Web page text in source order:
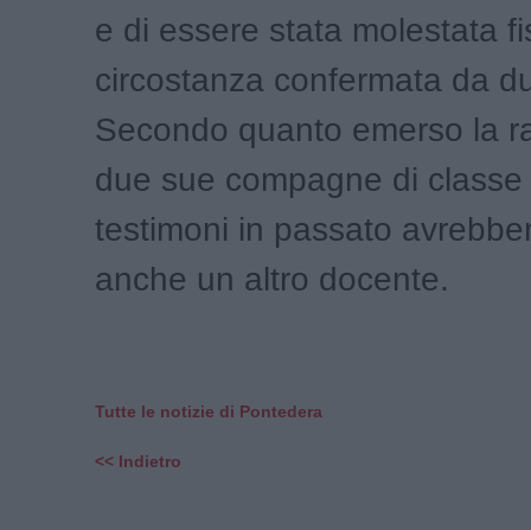
e di essere stata molestata
circostanza confermata da
Secondo quanto emerso la
due sue compagne di
testimoni in passato
anche un altro docente.
Tutte le notizie di Pontedera
<< Indietro